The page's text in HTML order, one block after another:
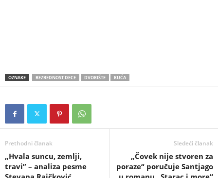
OZNAKE BEZBEDNOST DECE DVORIŠTE KUĆA
Prethodni članak
„Hvala suncu, zemlji,
travi” – analiza pesme
Sledeći članak
„Čovek nije stvoren za
poraze“ poručuje Santjago